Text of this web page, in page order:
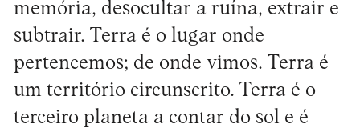
memória, desocultar a ruína, extrair e
subtrair. Terra é o lugar onde
pertencemos; de onde vimos. Terra é
um território circunscrito. Terra é o
terceiro planeta a contar do sol e é